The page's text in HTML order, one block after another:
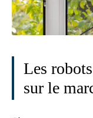
Les
sur le